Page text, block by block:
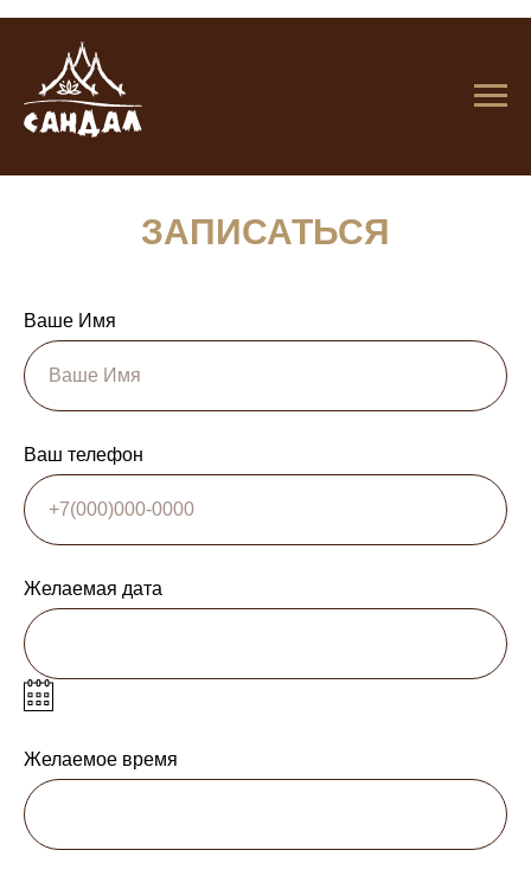
ЗАПИСАТЬСЯ
Ваше Имя
Ваш телефон
Желаемая дата
Желаемое время